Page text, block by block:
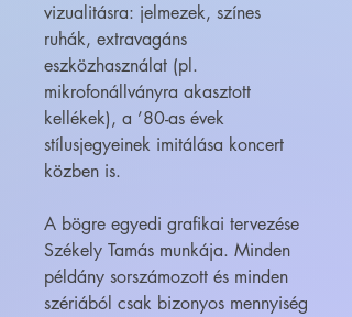
vizualitásra: jelmezek, színes
ruhák, extravagáns
eszközhasználat (pl.
mikrofonállványra akasztott
kellékek), a ’80-as évek
stílusjegyeinek imitálása koncert
közben is.
A bögre egyedi grafikai tervezése
Székely Tamás munkája. Minden
példány sorszámozott és minden
szériából csak bizonyos mennyiség